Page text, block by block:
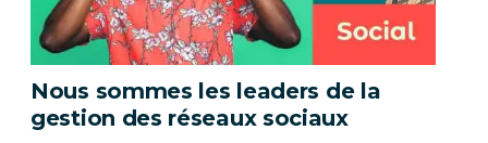
Nous sommes les leaders de la
gestion des réseaux sociaux